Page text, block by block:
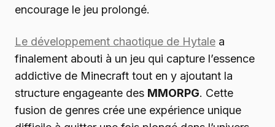
encourage le jeu prolongé.
Le développement chaotique de Hytale a
finalement abouti à un jeu qui capture l’essence
addictive de Minecraft tout en y ajoutant la
structure engageante des MMORPG. Cette
fusion de genres crée une expérience unique